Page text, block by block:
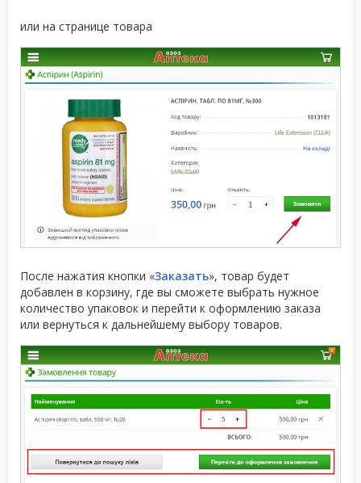
или на странице товара
После нажатия кнопки «Заказать», товар будет
добавлен в корзину, где вы сможете выбрать нужное
количество упаковок и перейти к оформлению заказа
или вернуться к дальнейшему выбору товаров.